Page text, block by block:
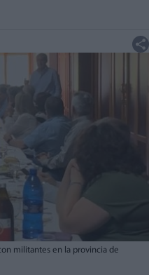
militantes en la provincia de